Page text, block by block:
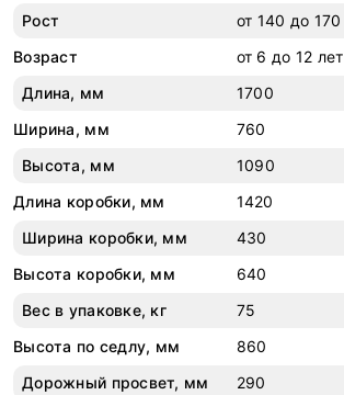
Рост
от 140 до 170
Возраст
от 6 до 12 лет
Длина, мм
1700
Ширина, мм
760
Высота, мм
1090
Длина коробки, мм
1420
Ширина коробки, мм
430
Высота коробки, мм
640
Вес в упаковке, кг
75
Высота по седлу, мм
860
Дорожный просвет, мм
290